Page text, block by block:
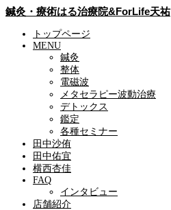
鍼灸・療術はる治療院&ForLife天祐
トップページ
MENU
鍼灸
整体
電磁波
メタセラピー波動治療
デトックス
鑑定
各種セミナー
田中沙侑
田中佑宜
横西杏佳
FAQ
インタビュー
店舗紹介